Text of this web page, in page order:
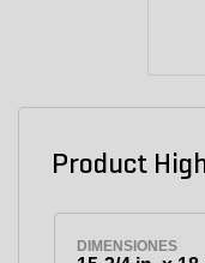
Product
DIMENSIONES